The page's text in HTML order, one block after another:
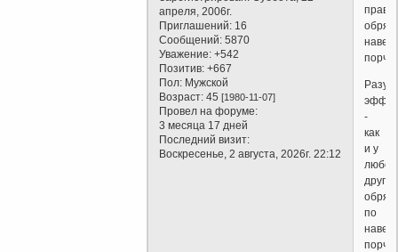
апреля, 2006г.
Приглашений: 16
Сообщений: 5870
Уважение: +542
Позитив: +667
Пол: Мужской
Возраст: 45[1980-11-07]
Провел на форуме:
3 месяца 17 дней
Последний визит:
Воскресенье, 2 августа, 2026г. 22:12
обряд
порчи.
-
как
и у
по
порчи,